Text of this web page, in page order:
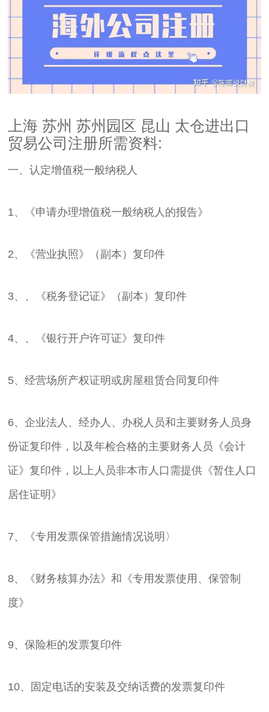
上海 苏州 苏州园区 昆山 太仓进出口
贸易公司注册所需资料:
一、认定增值税一般纳税人
1、《申请办理增值税一般纳税人的报告》
2、《营业执照》（副本）复印件
3、、《税务登记证》（副本）复印件
4、、《银行开户许可证》复印件
5、经营场所产权证明或房屋租赁合同复印件
6、企业法人、经办人、办税人员和主要财务人员身
份证复印件，以及年检合格的主要财务人员《会计
证》复印件，以上人员非本市人口需提供《暂住人口
居住证明》
7、《专用发票保管措施情况说明〉
8、《财务核算办法》和《专用发票使用、保管制
度》
9、保险柜的发票复印件
10、固定电话的安装及交纳话费的发票复印件